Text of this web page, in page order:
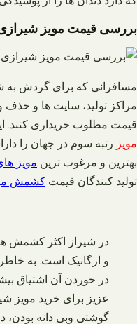
بررسی قیمت مویز
مسافرانی که برای گردش به
مراکز تولید، سایت ها و
قیمت مطلوب خریداری کنند.
مویز رتبه سوم در جهان را
بهترین و مرغوب ترین مویز
تولید کنندگان قیمت کشمش
در شیراز اکثر کشمش
و ارگانیک است. به
در خوردن آن اشتیاق
عزیز برای خرید مویز
گوشتی وبی دانه بودن،